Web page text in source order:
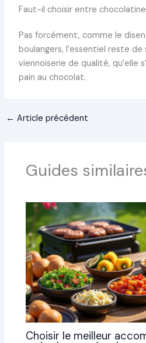
Faut-il choisir entre
Pas forcément, comme le
boulangers, l’essentiel reste de
viennoiserie de qualité, qu’elle
pain au chocolat.
← Article précédent
Guides
Choisir le meilleur